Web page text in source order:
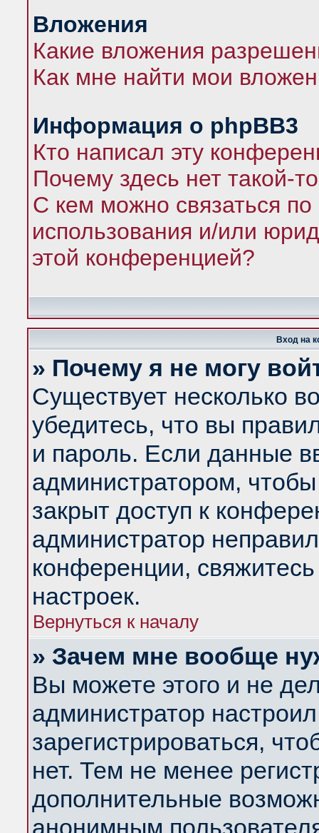
Вложения
Какие вложения
Как мне найти мои
Информация о phpBB3
Кто написал эту
Почему здесь нет такой-
С кем можно связаться по
использования и/или
этой конференцией?
Вход на
» Почему я не могу
Существует несколько
убедитесь, что вы
и пароль. Если данные
администратором,
закрыт доступ к
администратор
конференции,
настроек.
Вернуться к началу
» Зачем мне вообще
Вы можете этого и не
администратор
зарегистрироваться,
нет. Тем не менее
дополнительные
анонимным